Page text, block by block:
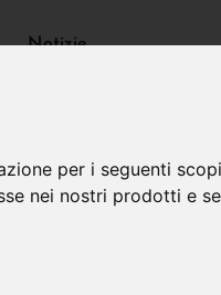
per i seguenti
nei nostri prodotti e
Notizie